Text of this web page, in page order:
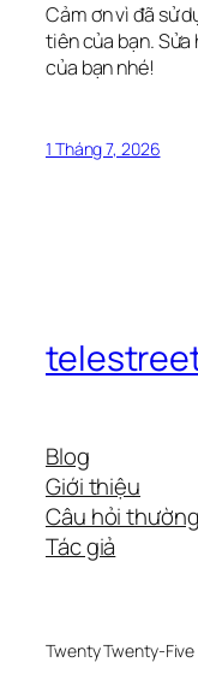
Cảm ơn vì đã sử
tiên của bạn. Sửa
của bạn nhé!
1 Tháng 7, 2026
Blog
Giới thiệu
Câu hỏi
Tác giả
Twenty Twenty-Five